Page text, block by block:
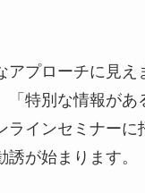
アプローチに見え
「特別な情報があ
ラインセミナーに
誘が始まります。